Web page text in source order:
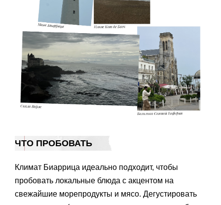
ЧТО ПРОБОВАТЬ
Климат Биаррица идеально подходит, чтобы
пробовать локальные блюда с акцентом на
свежайшие морепродукты и мясо. Дегустировать